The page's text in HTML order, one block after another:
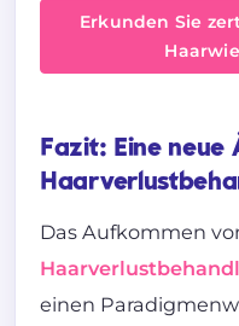
Erkunden Sie
Fazit: Eine neue
Das Aufkommen
einen